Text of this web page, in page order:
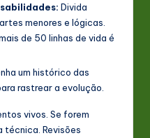
Divida
menores e lógicas.
de 50 linhas de vida é
um histórico das
rastrear a evolução.
vivos. Se forem
Revisões